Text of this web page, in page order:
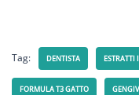
Tag: DENTISTA ESTRATTI
FORMULA T3 GATTO